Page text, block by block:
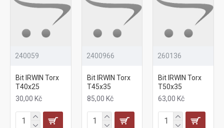
240059
Bit IRWIN Torx
T40x25
30,00 Kč
2400966
Bit IRWIN Torx
T45x35
85,00 Kč
260136
Bit IRWIN Torx
T50x35
63,00 Kč